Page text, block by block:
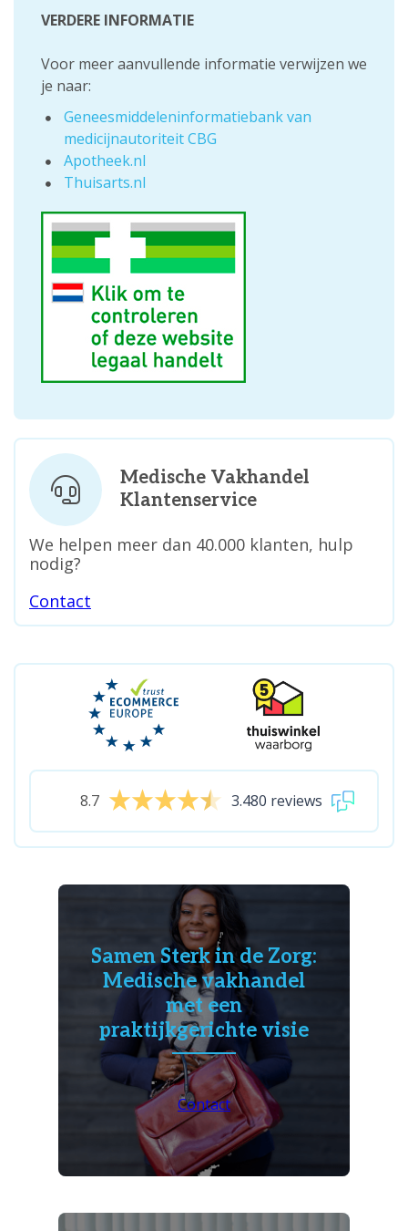
VERDERE INFORMATIE
Voor meer aanvullende informatie verwijzen we
je naar:
Geneesmiddeleninformatiebank van
medicijnautoriteit CBG
Apotheek.nl
Thuisarts.nl
Medische Vakhandel
Klantenservice
We helpen meer dan 40.000 klanten, hulp
nodig?
Contact
8.7 3.480 reviews
Samen Sterk in de Zorg:
Medische vakhandel
met een
praktijkgerichte visie
Contact